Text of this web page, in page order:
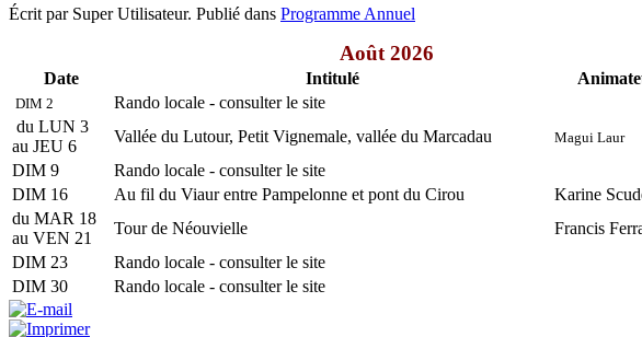
Écrit par Super Utilisateur. Publié dans Programme Annuel
Août 2026
Date Intitulé
DIM 2
Rando locale - consulter le site
du LUN 3
au JEU 6
Vallée du Lutour, Petit Vignemale, vallée du Marcadau Magui Laur
DIM 9
Rando locale - consulter le site
DIM 16
Au fil du Viaur entre Pampelonne et pont du Cirou Karine
du MAR 18
au VEN 21
Tour de Néouvielle Francis
DIM 23
Rando locale - consulter le site
DIM 30
Rando locale - consulter le site